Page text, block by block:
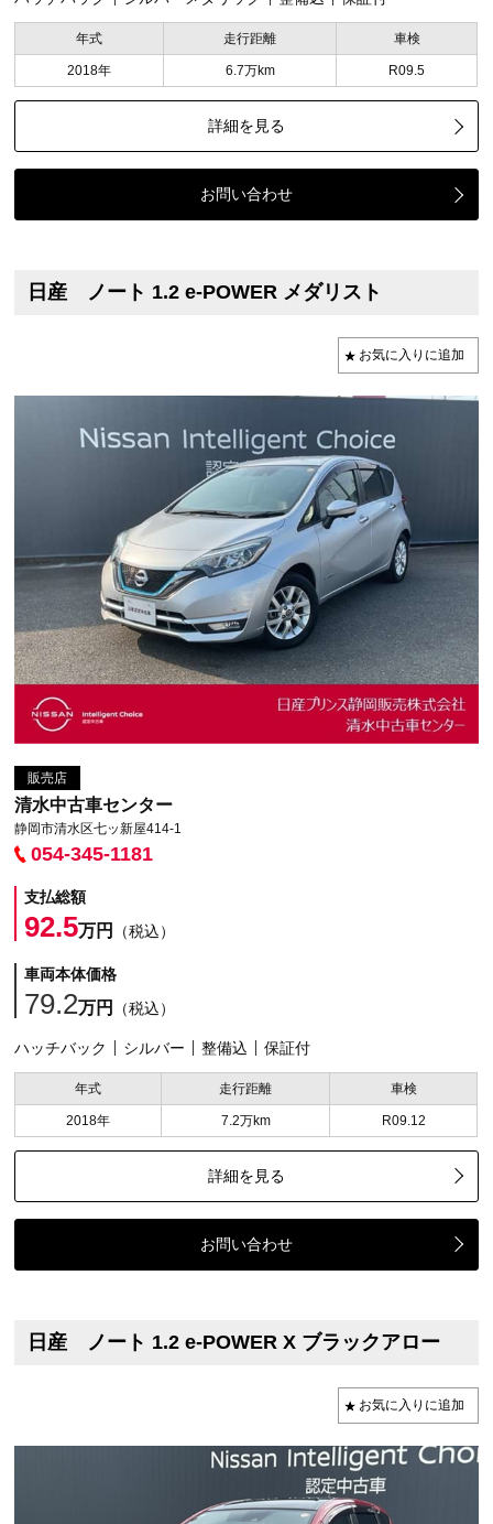
年式 走行距離 車検
2018年 6.7万km R09.5
詳細を見る
お問い合わせ
日産 ノート 1.2 e-POWER メダリスト
販売店
清水中古車センター
静岡市清水区七ッ新屋414-1
054-345-1181
支払総額
92.5万円 （税込）
車両本体価格
79.2万円 （税込）
ハッチバック シルバー 整備込 保証付
年式 走行距離 車検
2018年 7.2万km R09.12
詳細を見る
お問い合わせ
日産 ノート 1.2 e-POWER X ブラックアロー